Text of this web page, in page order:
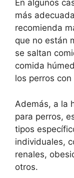
En algunos
más
recomienda
que no están
se saltan
comida
los perros
Además, a la
para perros,
tipos
individuales,
renales,
otros.